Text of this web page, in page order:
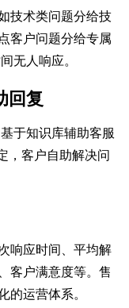
技术类问题分给技
客户问题分给专属
无人响应。
回复
于知识库辅助客服
，客户自助解决问
响应时间、平均解
客户满意度等。售
的运营体系。